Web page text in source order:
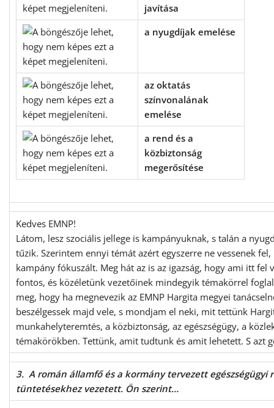
javítása
a nyugdíjak emelése
az oktatás
színvonalának
emelése
a rend és a
közbiztonság
megerősítése
Kedves EMNP!
Látom, lesz szociális jellege is kampányuknak, s talán a
tűzik. Szerintem ennyi témát azért egyszerre ne vessenek
kampány fókuszált. Meg hát az is az igazság, hogy ami itt fel
fontos, és közéletünk vezetőinek mindegyik témakörrel
meg, hogy ha megnevezik az EMNP Hargita megyei
beszélgessek majd vele, s mondjam el neki, mit tettünk
munkahelyteremtés, a közbiztonság, az egészségügy, a
témakörökben. Tettünk, amit tudtunk és amit lehetett. S azt
3. A román államfő és a kormány tervezett egészségügyi
tüntetésekhez vezetett. Ön szerint…